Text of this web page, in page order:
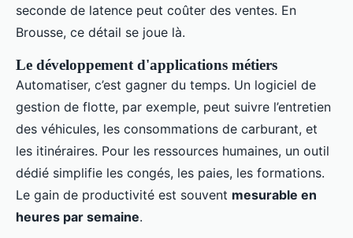
seconde de latence peut coûter des ventes. En
Brousse, ce détail se joue là.
Le développement d'applications métiers
Automatiser, c’est gagner du temps. Un logiciel de
gestion de flotte, par exemple, peut suivre l’entretien
des véhicules, les consommations de carburant, et
les itinéraires. Pour les ressources humaines, un outil
dédié simplifie les congés, les paies, les formations.
Le gain de productivité est souvent mesurable en
heures par semaine.